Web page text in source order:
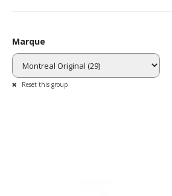
Marque
Reset this group